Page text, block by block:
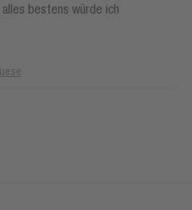
bestens würde ich